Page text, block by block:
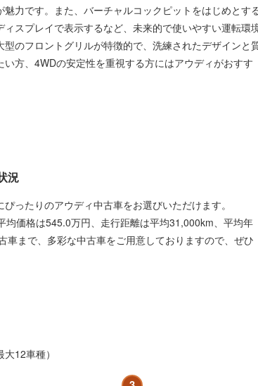
力です。また、バーチャルコックピットをはじめとす
スプレイで表示するなど、未来的で使いやすい運転環
のフロントグリルが特徴的で、洗練されたデザインと
方、4WDの安定性を重視する方にはアウディがおすす
況
ったりのアウディ中古車をお選びいただけます。
価格は545.0万円、走行距離は平均31,000km、平均年
まで、多彩な中古車をご用意しておりますので、ぜひ
12車種）